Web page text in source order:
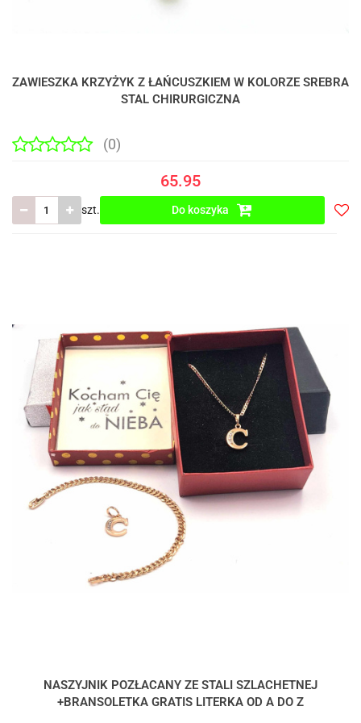
ZAWIESZKA KRZYŻYK Z ŁAŃCUSZKIEM W KOLORZE SREBRA
STAL CHIRURGICZNA
(0)
65.95
szt. Do koszyka
NASZYJNIK POZŁACANY ZE STALI SZLACHETNEJ
+BRANSOLETKA GRATIS LITERKA OD A DO Z